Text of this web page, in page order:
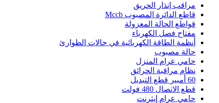
مراقب إنذار الحريق
قاطع الدائرة المصبوب Mccb
قواطع الحالة المعزولة
مفتاح فصل الكهرباء
أنظمة الطاقة الكهربائية في حالات الطوارئ
حالة مصبوب
حامي عرام المنزل
نظام مراقبة الحرائق
60 أمبير قطع التبديل
قطع الاتصال 480 فولت
حامي عرام إيثرنت